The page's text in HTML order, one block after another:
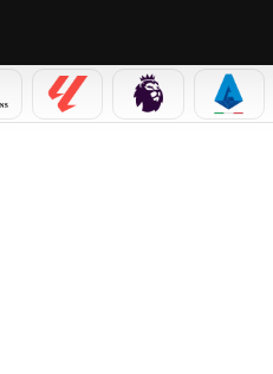
LEAGUE
LALIGA PREMIER SERIE